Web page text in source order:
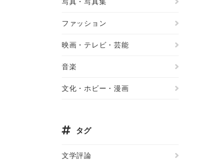
ファッション
映画・テレビ・芸能
音楽
文化・ホビー・漫画
タグ
文学評論